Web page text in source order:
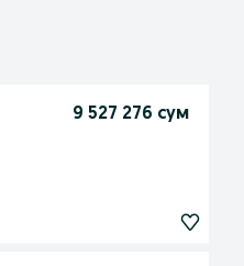
9 527 276 сум